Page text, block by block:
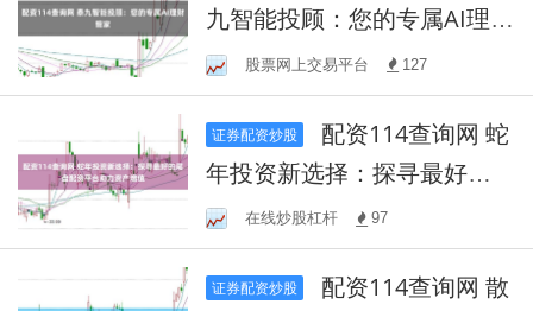
九智能投顾：您的专属AI理财
管家股票网上交易平台 127
证券配资炒股
年投资新选择：探寻最好的
尾盘配资平台助力资产增值
在线炒股杠杆 97
证券配资炒股